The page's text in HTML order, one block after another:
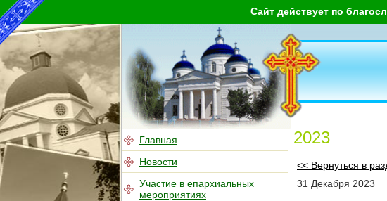
Сайт действует по
Главная
Новости
Участие в епархиальных
мероприятиях
2023
<< Вернуться в
31 Декабря 2023